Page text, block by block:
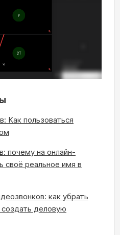
Как пользоваться
почему на онлайн-
своё реальное имя в
как убрать
деловую